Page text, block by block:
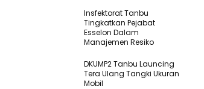
Insfektorat Tanbu
Tingkatkan Pejabat
Esselon Dalam
Manajemen Resiko
DKUMP2 Tanbu Launcing
Tera Ulang Tangki Ukuran
Mobil